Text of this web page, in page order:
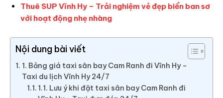
Thuê SUP Vĩnh Hy – Trải nghiệm vẻ đẹp biển ban sơ
với hoạt động nhẹ nhàng
Nội dung bài viết
1. Bảng giá taxi sân bay Cam Ranh đi Vĩnh Hy –
Taxi du lịch Vĩnh Hy 24/7
1.1. Lưu ý khi đặt taxi sân bay Cam Ranh đi